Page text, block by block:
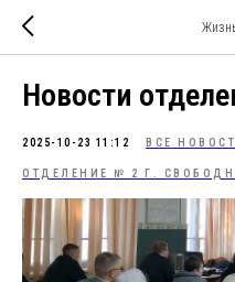
Новости
2025-10-23 11:12 ВСЕ
ОТДЕЛЕНИЕ № 2 Г.